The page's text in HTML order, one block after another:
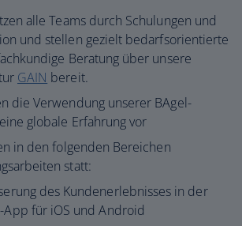
alle Teams durch Schulungen und
und stellen gezielt bedarfsorientierte
Beratung über unsere
GAIN bereit.
die Verwendung unserer BAgel-
globale Erfahrung vor
in den folgenden Bereichen
statt:
des Kundenerlebnisses in der
App für iOS und Android